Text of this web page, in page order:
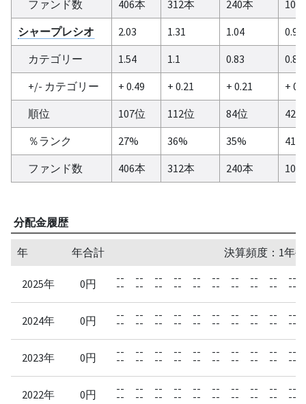
ファンド数 406本 312本 240本
103
シャープレシオ
2.03 1.31 1.04
0.95
カテゴリー
1.54 1.1 0.83
0.84
+/- カテゴリー
+ 0.49 + 0.21 + 0.21
+
順位
107位 112位 84位
42位
％ランク
27% 36% 35%
41%
ファンド数
406本 312本 240本 103
分配金履歴
年 年合計 決算頻度：1年
2025年 0円 --
--
--
--
--
--
--
--
--
--
--
--
--
--
--
--
--
--
--
--
2024年 0円 --
--
--
--
--
--
--
--
--
--
--
--
--
--
--
--
--
--
--
--
2023年 0円 --
--
--
--
--
--
--
--
--
--
--
--
--
--
--
--
--
--
--
--
2022年 0円 --
--
--
--
--
--
--
--
--
--
--
--
--
--
--
--
--
--
--
--